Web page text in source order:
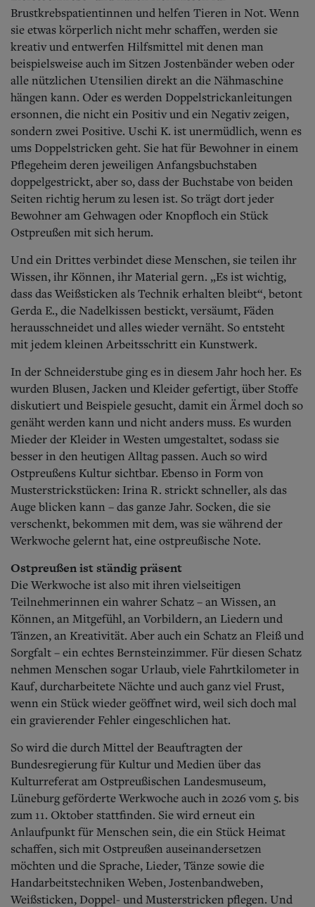
Brustkrebspatientinnen und helfen Tieren in Not. Wenn
sie etwas körperlich nicht mehr schaffen, werden sie
kreativ und entwerfen Hilfsmittel mit denen man
beispielsweise auch im Sitzen Jostenbänder weben oder
alle nützlichen Utensilien direkt an die Nähmaschine
hängen kann. Oder es werden Doppelstrickanleitungen
ersonnen, die nicht ein Positiv und ein Negativ zeigen,
sondern zwei Positive. Uschi K. ist unermüdlich, wenn es
ums Doppelstricken geht. Sie hat für Bewohner in einem
Pflegeheim deren jeweiligen Anfangsbuchstaben
doppelgestrickt, aber so, dass der Buchstabe von beiden
Seiten richtig herum zu lesen ist. So trägt dort jeder
Bewohner am Gehwagen oder Knopfloch ein Stück
Ostpreußen mit sich herum.
Und ein Drittes verbindet diese Menschen, sie teilen ihr
Wissen, ihr Können, ihr Material gern. „Es ist wichtig,
dass das Weißsticken als Technik erhalten bleibt“, betont
Gerda E., die Nadelkissen bestickt, versäumt, Fäden
herausschneidet und alles wieder vernäht. So entsteht
mit jedem kleinen Arbeitsschritt ein Kunstwerk.
In der Schneiderstube ging es in diesem Jahr hoch her. Es
wurden Blusen, Jacken und Kleider gefertigt, über Stoffe
diskutiert und Beispiele gesucht, damit ein Ärmel doch so
genäht werden kann und nicht anders muss. Es wurden
Mieder der Kleider in Westen umgestaltet, sodass sie
besser in den heutigen Alltag passen. Auch so wird
Ostpreußens Kultur sichtbar. Ebenso in Form von
Musterstrickstücken: Irina R. strickt schneller, als das
Auge blicken kann – das ganze Jahr. Socken, die sie
verschenkt, bekommen mit dem, was sie während der
Werkwoche gelernt hat, eine ostpreußische Note.
Ostpreußen ist ständig präsent
Die Werkwoche ist also mit ihren vielseitigen
Teilnehmerinnen ein wahrer Schatz – an Wissen, an
Können, an Mitgefühl, an Vorbildern, an Liedern und
Tänzen, an Kreativität. Aber auch ein Schatz an Fleiß und
Sorgfalt – ein echtes Bernsteinzimmer. Für diesen Schatz
nehmen Menschen sogar Urlaub, viele Fahrtkilometer in
Kauf, durcharbeitete Nächte und auch ganz viel Frust,
wenn ein Stück wieder geöffnet wird, weil sich doch mal
ein gravierender Fehler eingeschlichen hat.
So wird die durch Mittel der Beauftragten der
Bundesregierung für Kultur und Medien über das
Kulturreferat am Ostpreußischen Landesmuseum,
Lüneburg geförderte Werkwoche auch in 2026 vom 5. bis
zum 11. Oktober stattfinden. Sie wird erneut ein
Anlaufpunkt für Menschen sein, die ein Stück Heimat
schaffen, sich mit Ostpreußen auseinandersetzen
möchten und die Sprache, Lieder, Tänze sowie die
Handarbeitstechniken Weben, Jostenbandweben,
Weißsticken, Doppel- und Musterstricken pflegen. Und